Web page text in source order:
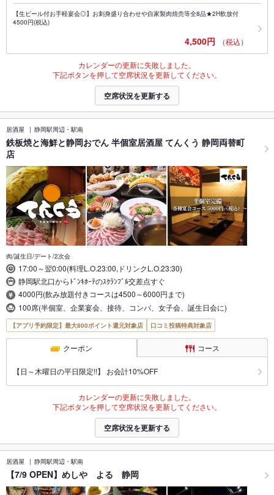
【生ビール付お手軽宴会◎】お刺身盛り合わせや自家製肉焼売等全8品★2H飲放付
4500円(税込)
4,500円 （税込）
カレンダーの更新に失敗しました。
下記ボタンを押して空席状況を更新してください。
空席状況を更新する
居酒屋 静岡駅周辺・駅南
鉄板焼と海鮮と静岡おでん 半個室居酒屋 てんくう 静岡両替町
店
肉/誕生日/デート/2次会
17:00～翌0:00(料理L.O.23:00,ドリンクL.O.23:30)
静岡駅北口からﾄﾞﾝｷﾎｰﾃのｽｸﾗﾝﾌﾞﾙ交差点すぐ
4000円(飲み放題付きコースは4500～6000円まで)
100席(半個室、企業宴会、接待、コンパ、女子会、誕生日会に)
【アプリ予約限定】最大800ポイント還元対象店 口コミ投稿特典対象店
クーポン コース
【日～木曜日の平日限定!!】 お会計10%OFF
カレンダーの更新に失敗しました。
下記ボタンを押して空席状況を更新してください。
空席状況を更新する
居酒屋 静岡駅周辺・駅南
【7/9 OPEN】めしや よる 静岡